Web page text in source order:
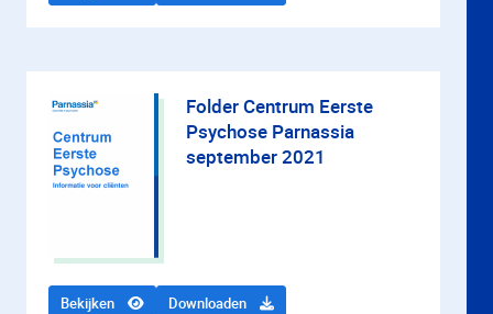
Folder Centrum Eerste
Psychose Parnassia
september 2021
Bekijken Downloaden